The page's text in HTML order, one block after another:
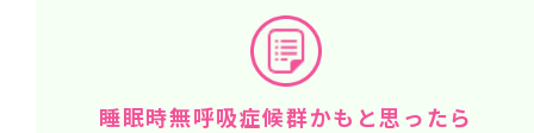
睡眠時無呼吸症候群かもと思ったら